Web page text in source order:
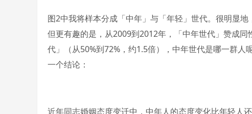
图2中我将样本分成「中年」与「年轻」世代。很明显
但更有趣的是，从2009到2012年，「中年世代」赞成
代」（从50%到72%，约1.5倍），中年世代是哪一群
一个结论：
近年同志婚姻态度变迁中，中年人的态度变化比年轻人还